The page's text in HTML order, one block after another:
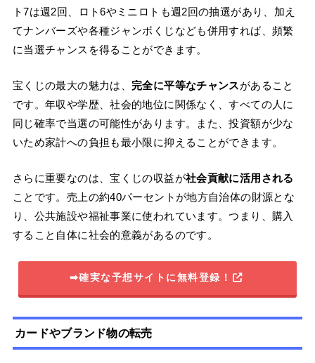
ト7は週2回、ロト6やミニロトも週2回の抽選があり、加え
てナンバーズや各種ジャンボくじなども併用すれば、頻繁
に当選チャンスを得ることができます。
宝くじの最大の魅力は、 完全に平等なチャンスがあること
です。年収や学歴、社会的地位に関係なく、すべての人に
同じ確率で当選の可能性があります。また、投資額が少な
いため家計への負担も最小限に抑えることができます。
さらに重要なのは、宝くじの収益が社会貢献に活用される
ことです。売上の約40パーセントが地方自治体の財源とな
り、公共施設や福祉事業に使われています。つまり、購入
すること自体に社会的意義があるのです。
➡確実な予想サイトに無料登録！
カードやブランド物の転売